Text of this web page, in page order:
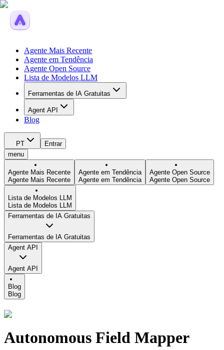
Agente Mais Recente
Agente em Tendência
Agente Open Source
Lista de Modelos LLM
Ferramentas de IA Gratuitas
Agent API
Blog
PT
Entrar
menu
Agente Mais Recente
Agente Mais Recente
Agente em Tendência
Agente em Tendência
Agente Open Source
Agente Open Source
Lista de Modelos LLM
Lista de Modelos LLM
Ferramentas de IA Gratuitas
Ferramentas de IA Gratuitas
Agent API
Agent API
Blog
Blog
Autonomous Field Mapper